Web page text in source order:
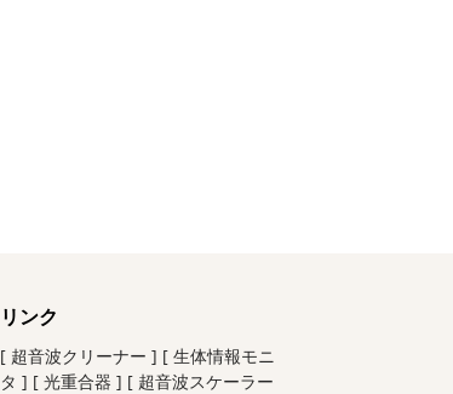
リンク
[ 超音波クリーナー ] [ 生体情報モニ
タ ] [ 光重合器 ] [ 超音波スケーラー